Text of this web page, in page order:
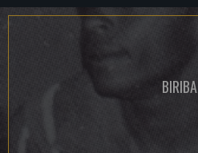
BIRIBA